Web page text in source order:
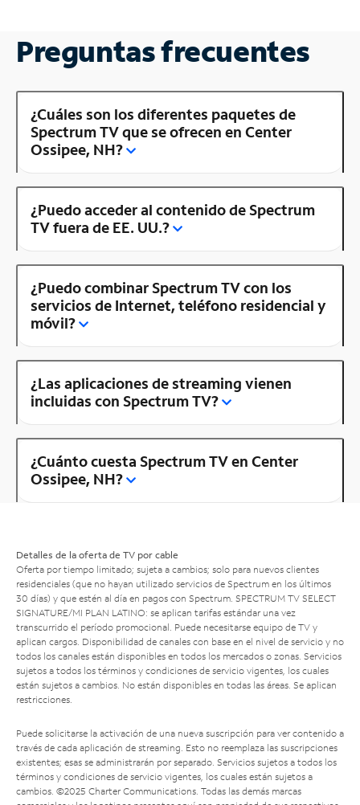
Preguntas frecuentes
¿Cuáles son los diferentes paquetes de
Spectrum TV que se ofrecen en Center
Ossipee, NH?
¿Puedo acceder al contenido de Spectrum
TV fuera de EE. UU.?
¿Puedo combinar Spectrum TV con los
servicios de Internet, teléfono residencial y
móvil?
¿Las aplicaciones de streaming vienen
incluidas con Spectrum TV?
¿Cuánto cuesta Spectrum TV en Center
Ossipee, NH?
Detalles de la oferta de TV por cable
Oferta por tiempo limitado; sujeta a cambios; solo para nuevos clientes
residenciales (que no hayan utilizado servicios de Spectrum en los últimos
30 días) y que estén al día en pagos con Spectrum. SPECTRUM TV SELECT
SIGNATURE/MI PLAN LATINO: se aplican tarifas estándar una vez
transcurrido el período promocional. Puede necesitarse equipo de TV y
aplican cargos. Disponibilidad de canales con base en el nivel de servicio y no
todos los canales están disponibles en todos los mercados o zonas. Servicios
sujetos a todos los términos y condiciones de servicio vigentes, los cuales
están sujetos a cambios. No están disponibles en todas las áreas. Se aplican
restricciones.
Puede solicitarse la activación de una nueva suscripción para ver contenido a
través de cada aplicación de streaming. Esto no reemplaza las suscripciones
existentes; esas se administrarán por separado. Servicios sujetos a todos los
términos y condiciones de servicio vigentes, los cuales están sujetos a
cambios. ©2025 Charter Communications. Todas las demás marcas